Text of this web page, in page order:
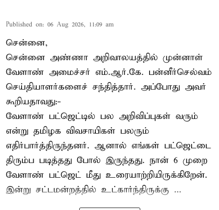
Published on: 06 Aug 2026, 11:09 am
சென்னை,
சென்னை அண்ணா அறிவாலயத்தில் முன்னாள்
வேளாண் அமைச்சர் எம்.ஆர்.கே. பன்னீர்செல்வம்
செய்தியாளர்களைச் சந்தித்தார். அப்போது அவர்
கூறியதாவது:-
வேளாண் பட்ஜெட்டில் பல அறிவிப்புகள் வரும்
என்று தமிழக விவசாயிகள் பலரும்
எதிர்பார்த்திருந்தனர். ஆனால் எங்கள் பட்ஜெட்டை
திரும்ப படித்தது போல் இருந்தது. நான் 6 முறை
வேளாண் பட்ஜெட் மீது உரையாற்றியிருக்கிறேன்.
இன்று சட்டமன்றத்தில் உட்கார்ந்திருக்கு ...